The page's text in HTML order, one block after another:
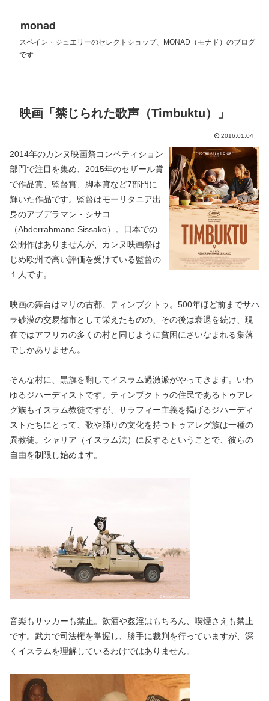
monad
スペイン・ジュエリーのセレクトショップ、MONAD（モナド）のブログ
です
映画「禁じられた歌声（Timbuktu）」
2016.01.04
2014年のカンヌ映画祭コンペティション
部門で注目を集め、2015年のセザール賞
で作品賞、監督賞、脚本賞など7部門に
輝いた作品です。監督はモーリタニア出
身のアブデラマン・シサコ
（Abderrahmane Sissako）。日本での
公開作はありませんが、カンヌ映画祭は
じめ欧州で高い評価を受けている監督の
１人です。
映画の舞台はマリの古都、ティンブクトゥ。500年ほど前までサハ
ラ砂漠の交易都市として栄えたものの、その後は衰退を続け、現
在ではアフリカの多くの村と同じように貧困にさいなまれる集落
でしかありません。
そんな村に、黒旗を翻してイスラム過激派がやってきます。いわ
ゆるジハーディストです。ティンブクトゥの住民であるトゥアレ
グ族もイスラム教徒ですが、サラフィー主義を掲げるジハーディ
ストたちにとって、歌や踊りの文化を持つトゥアレグ族は一種の
異教徒。シャリア（イスラム法）に反するということで、彼らの
自由を制限し始めます。
音楽もサッカーも禁止。飲酒や姦淫はもちろん、喫煙さえも禁止
です。武力で司法権を掌握し、勝手に裁判を行っていますが、深
くイスラムを理解しているわけではありません。